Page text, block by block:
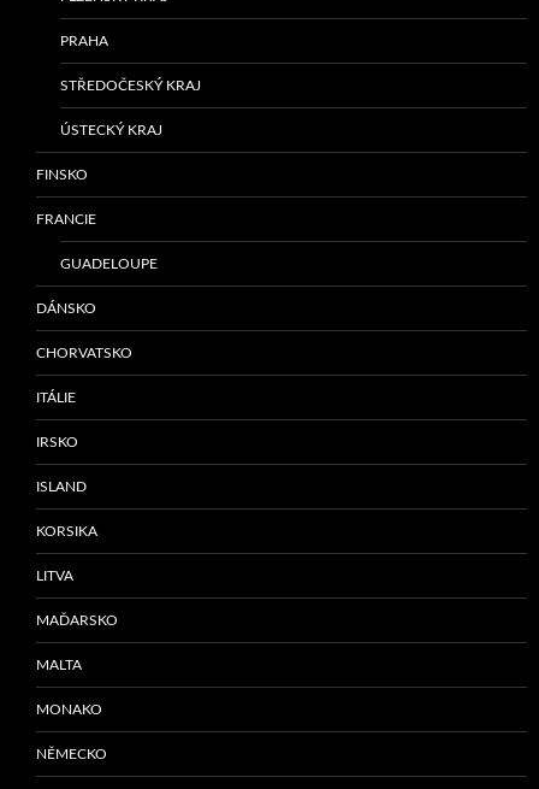
PRAHA
STŘEDOČESKÝ KRAJ
ÚSTECKÝ KRAJ
FINSKO
FRANCIE
GUADELOUPE
DÁNSKO
CHORVATSKO
ITÁLIE
IRSKO
ISLAND
KORSIKA
LITVA
MAĎARSKO
MALTA
MONAKO
NĚMECKO